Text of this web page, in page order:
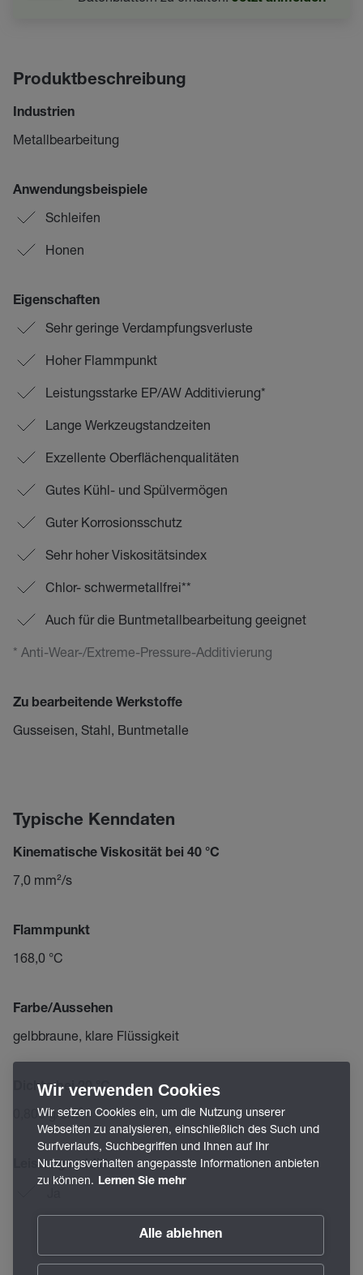
Produktbeschreibung
Industrien
Metallbearbeitung
Anwendungsbeispiele
Schleifen
Honen
Eigenschaften
Sehr geringe Verdampfungsverluste
Hoher Flammpunkt
Leistungsstarke EP/AW Additivierung*
Lange Werkzeugstandzeiten
Exzellente Oberflächenqualitäten
Gutes Kühl- und Spülvermögen
Guter Korrosionsschutz
Sehr hoher Viskositätsindex
Chlor- schwermetallfrei**
Auch für die Buntmetallbearbeitung geeignet
* Anti-Wear-/Extreme-Pressure-Additivierung
Zu bearbeitende Werkstoffe
Gusseisen, Stahl, Buntmetalle
Typische Kenndaten
Kinematische Viskosität bei 40 °C
7,0 mm²/s
Flammpunkt
168,0 °C
Farbe/Aussehen
gelbbraune, klare Flüssigkeit
Dichte bei 20 °C
0,800 g/cm³
Leistungsadditive
Wir verwenden Cookies
Wir setzen Cookies ein, um die Nutzung unserer
Webseiten zu analysieren, einschließlich des Such und
Surfverlaufs, Suchbegriffen und Ihnen auf Ihr
Nutzungsverhalten angepasste Informationen anbieten
zu können. Lernen Sie mehr
Alle ablehnen